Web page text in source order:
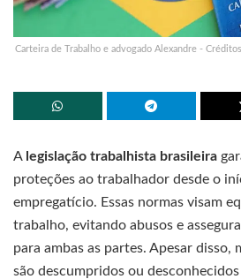
Carteira de Trabalho e advogado Alexandre -
A legislação trabalhista brasileira
proteções ao trabalhador desde o
empregatício. Essas normas visam
trabalho, evitando abusos e
para ambas as partes. Apesar disso,
são descumpridos ou